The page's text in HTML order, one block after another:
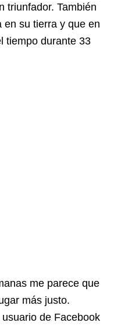
triunfador. También
en su tierra y que en
tiempo durante 33
me parece que
más justo.
de Facebook